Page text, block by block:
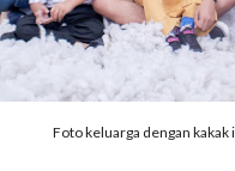
Foto keluarga dengan kakak